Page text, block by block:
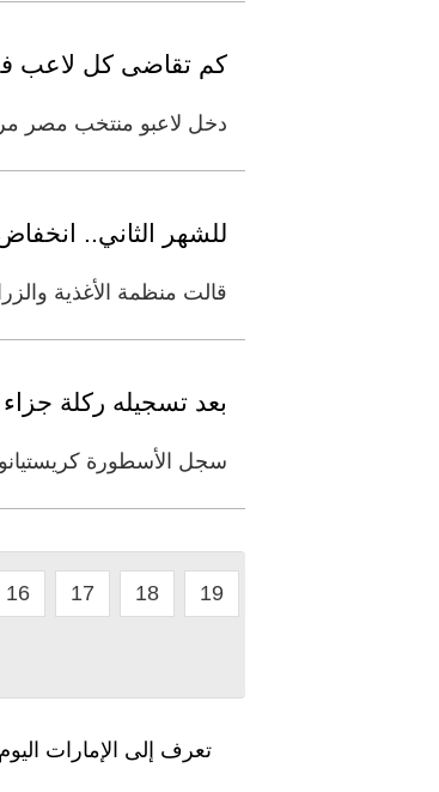
كم تقاضى كل لاعب في منتخب
دخل لاعبو منتخب مصر
للشهر الثاني.. انخفاض
قالت منظمة الأغذية
بعد تسجيله ركلة
سجل الأسطورة كريستيانو رونالدو هدفاً من
16 17 18 19
تعرف إلى الإمارات اليوم